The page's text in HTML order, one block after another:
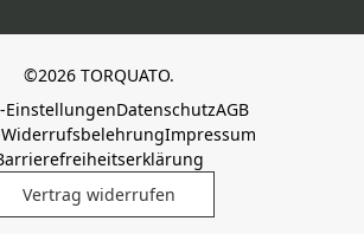
©2026 TORQUATO.
EinstellungenDatenschutzAGB
Impressum
Vertrag widerrufen